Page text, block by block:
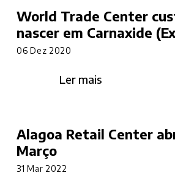
World Trade Center
nascer em Carnaxide
06 Dez 2020
Ler mais
Alagoa Retail Center
Março
31 Mar 2022